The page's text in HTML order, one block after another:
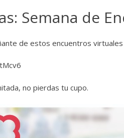
Semana de
de estos encuentros
no pierdas tu cupo.